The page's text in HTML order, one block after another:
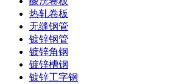
热轧卷板
无缝钢管
镀锌钢管
镀锌角钢
镀锌槽钢
镀锌工字钢